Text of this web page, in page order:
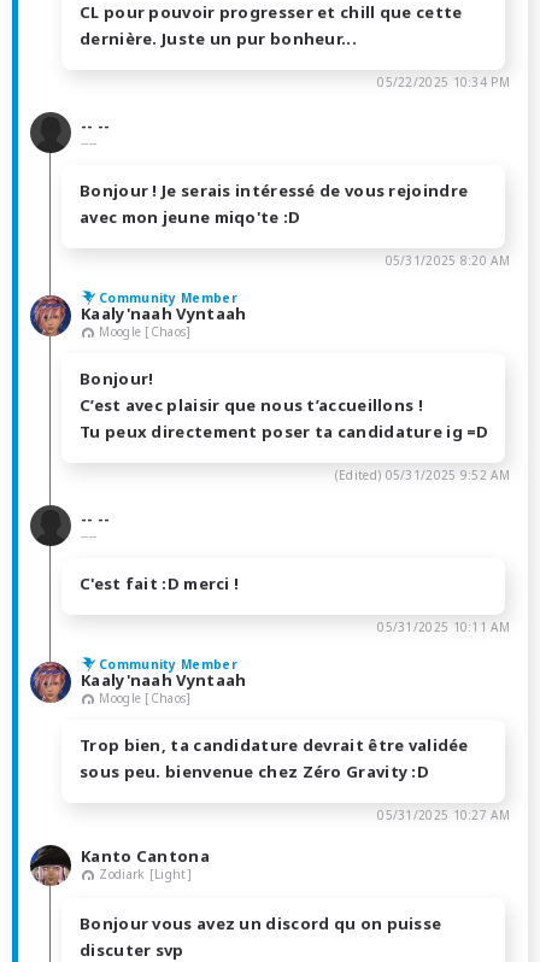
CL pour pouvoir progresser et chill que cette
dernière. Juste un pur bonheur...
05/22/2025 10:34 PM
-- --
----
Bonjour ! Je serais intéressé de vous rejoindre
avec mon jeune miqo'te :D
05/31/2025 8:20 AM
Community Member
Kaaly'naah Vyntaah
Moogle [Chaos]
Bonjour!
C’est avec plaisir que nous t’accueillons !
Tu peux directement poser ta candidature ig =D
(Edited) 05/31/2025 9:52 AM
-- --
----
C'est fait :D merci !
05/31/2025 10:11 AM
Community Member
Kaaly'naah Vyntaah
Moogle [Chaos]
Trop bien, ta candidature devrait être validée
sous peu. bienvenue chez Zéro Gravity :D
05/31/2025 10:27 AM
Kanto Cantona
Zodiark [Light]
Bonjour vous avez un discord qu on puisse
discuter svp